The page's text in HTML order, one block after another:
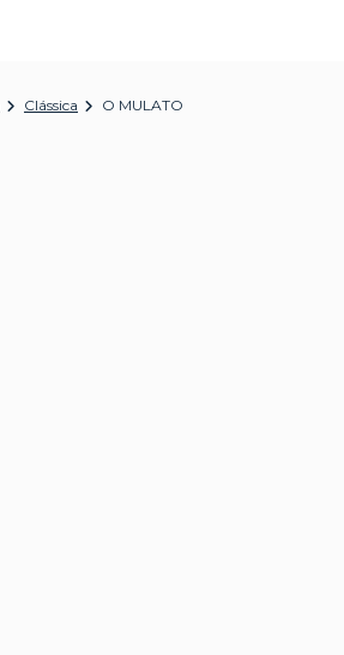
Clássica O MULATO